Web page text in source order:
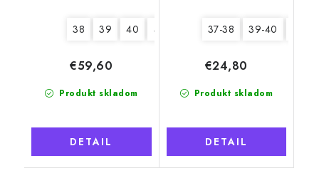
38 39 40 41 43 44 45
Produkt skladom
€59,60
DETAIL
37-38 39-40
Produkt skladom
€24,80
DETAIL